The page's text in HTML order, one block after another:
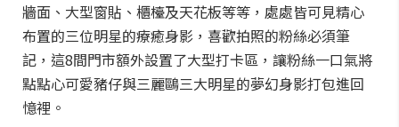
牆面、大型窗貼、櫃檯及天花板等等，處處皆可見精心
布置的三位明星的療癒身影，喜歡拍照的粉絲必須筆
記，這8間門市額外設置了大型打卡區，讓粉絲一口氣將
點點心可愛豬仔與三麗鷗三大明星的夢幻身影打包進回
憶裡。